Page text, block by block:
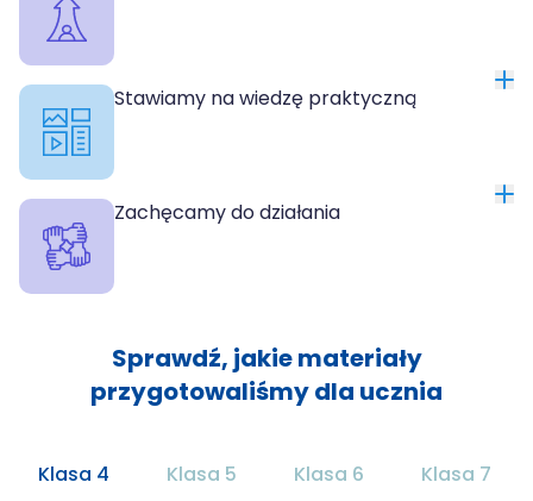
Stawiamy na wiedzę praktyczną
Zachęcamy do działania
Sprawdź, jakie materiały
przygotowaliśmy dla ucznia
Klasa 4 Klasa 5 Klasa 6 Klasa 7